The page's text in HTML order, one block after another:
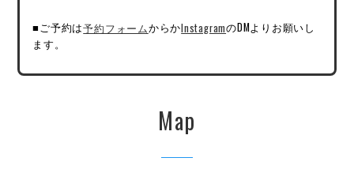
■ご予約は予約フォームからかInstagramのDMよりお願いし
ます。
Map